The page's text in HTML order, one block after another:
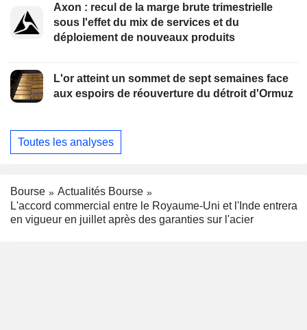
Axon : recul de la marge brute trimestrielle
sous l'effet du mix de services et du
déploiement de nouveaux produits
L'or atteint un sommet de sept semaines face
aux espoirs de réouverture du détroit d'Ormuz
Toutes les analyses
Bourse
Actualités Bourse
L'accord commercial entre le Royaume-Uni et l'Inde entrera
en vigueur en juillet après des garanties sur l'acier